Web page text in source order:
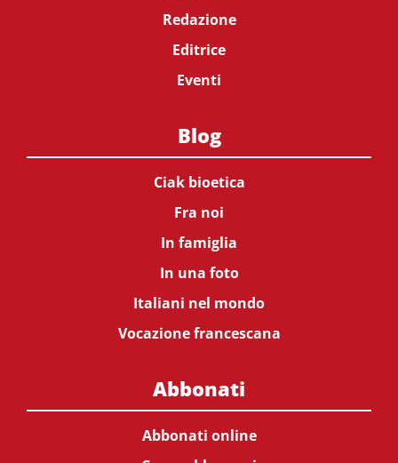
Redazione
Editrice
Eventi
Blog
Ciak bioetica
Fra noi
In famiglia
In una foto
Italiani nel mondo
Vocazione francescana
Abbonati
Abbonati online